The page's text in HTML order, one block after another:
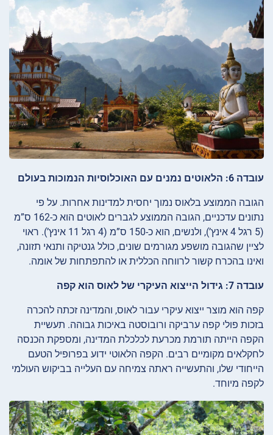
עובדה 6: הלאוטים נמנים עם האוכלוסיות הנמוכות בעולם
הגובה הממוצע בלאוס נמוך יחסית למדינות אחרות. על פי
נתונים עדכניים, הגובה הממוצע לגברים לאוטים הוא כ-162 ס”מ
(5 רגל 4 אינץ’), ולנשים, הוא כ-150 ס”מ (4 רגל 11 אינץ’). ראוי
לציין שהגובה מושפע מגורמים שונים, כולל גנטיקה ותנאי תזונה,
ואינו בהכרח קשור לרווחה הכללית או להתפתחות של אומה.
עובדה 7: גידול הייצוא העיקרי של לאוס הוא קפה
קפה הוא מוצר ייצוא עיקרי עבור לאוס, והמדינה זכתה להכרה
בזכות פולי קפה ערביקה ורובוסטה באיכות גבוהה. תעשיית
הקפה הייתה תורמת מכרעת לכלכלת המדינה, ומספקת הכנסה
לחקלאים מקומיים רבים. הקפה הלאוטי ידוע בפרופיל הטעם
הייחודי שלו, והתעשייה ראתה צמיחה עם העלייה בביקוש העולמי
לקפה מיוחד.